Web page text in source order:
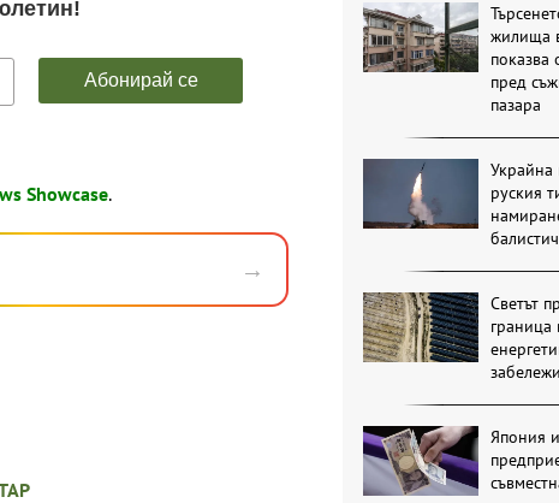
Showcase.
→
жилища
показва
пред
пазара
руския
Светът
граница
забележи
Япония